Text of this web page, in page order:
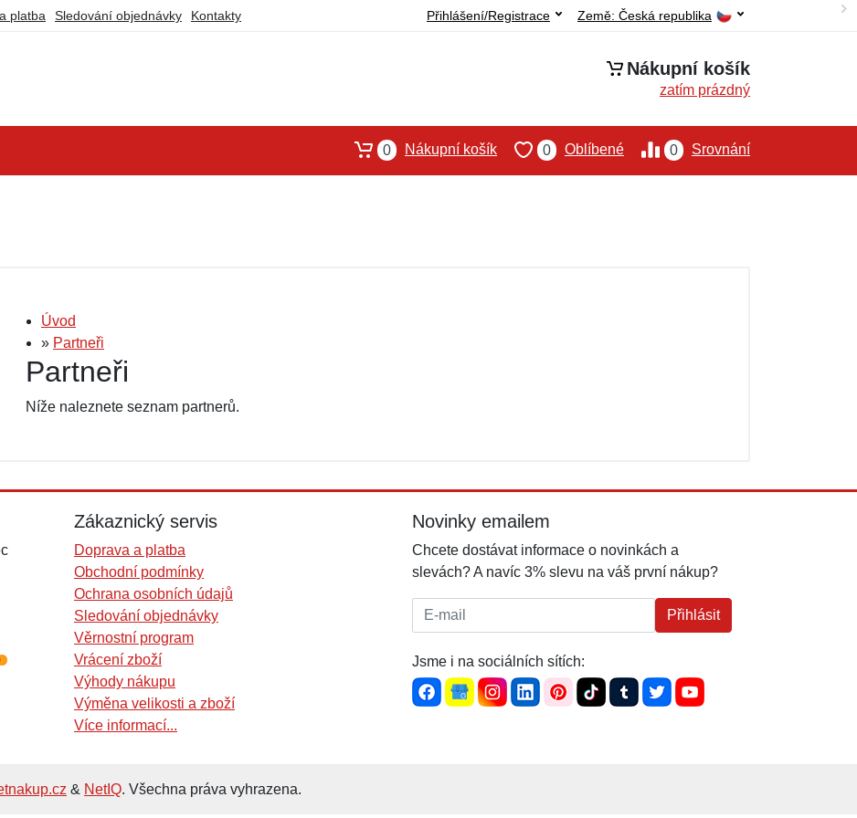
platba Sledování objednávky Kontakty Země: Česká republika
Přihlášení/Registrace
Nákupní košík
zatím prázdný
0 Srovnání
0 Oblíbené
0 Nákupní košík
Úvod
» Partneři
Partneři
Níže naleznete seznam partnerů.
Zákaznický servis
Doprava a platba
Obchodní podmínky
Ochrana osobních údajů
Sledování objednávky
Věrnostní program
Vrácení zboží
Výhody nákupu
Výměna velikosti a zboží
Více informací...
Novinky emailem
Chcete dostávat informace o novinkách a
slevách? A navíc 3% slevu na váš první nákup?
E-mail: Přihlásit
Jsme i na sociálních sítích:
& NetIQ. Všechna práva vyhrazena.